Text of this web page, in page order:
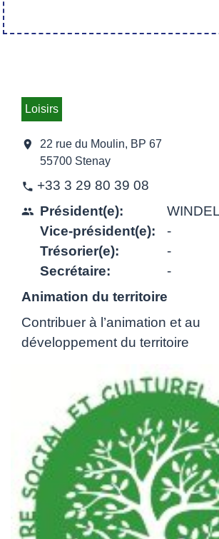
Loisirs
location_on
22 rue du Moulin, BP 67
55700 Stenay
phone +33 3 29 80 39 08
people Président(e):
Vice-président(e):
Trésorier(e):
Secrétaire:
-
-
-
Animation du territoire
Contribuer à l’animation et au
développement du territoire